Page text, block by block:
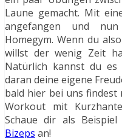
Laune gemacht. Mit
angefangen und
Homegym. Wenn du
willst der wenig Zeit
Natürlich kannst du es
daran deine eigene
bald hier bei uns
Workout mit
Schaue dir als Beispiel
Bizeps an!